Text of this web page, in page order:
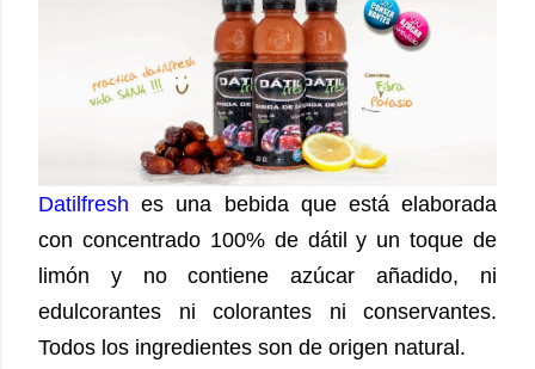
Datilfreshes una bebida que está elaborada
con concentrado 100% de dátil y un toque de
limón y no contiene azúcar añadido, ni
edulcorantes ni colorantes ni conservantes.
Todos los ingredientes son de origen natural.